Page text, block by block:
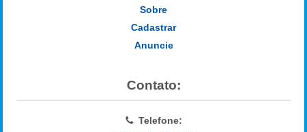
Sobre
Cadastrar
Anuncie
Contato:
Telefone: